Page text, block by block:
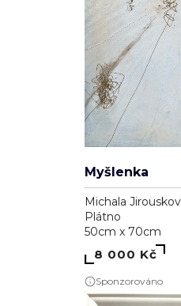
Myšlenka
Michala
Plátno
50cm x 70cm
8 000 Kč
Sponzorováno